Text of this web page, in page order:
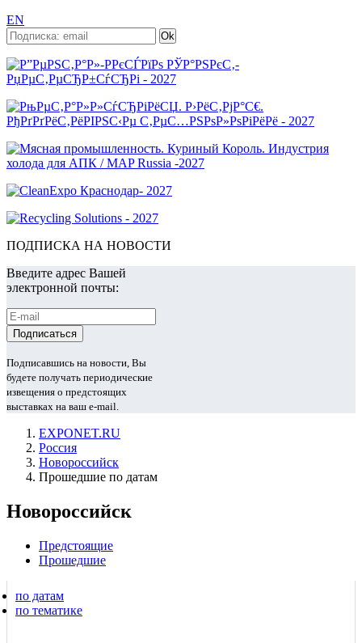
EN
ПОДПИСКА НА НОВОСТИ
Введите адрес Вашей
электронной почты:
Подписавшись на новости, Вы
будете получать периодические
извещения о предстоящих
выставках на ваш e-mail.
EXPONET.RU
Россия
Новороссийск
Прошедшие по датам
Новороссийск
Предстоящие
Прошедшие
по датам
по тематике